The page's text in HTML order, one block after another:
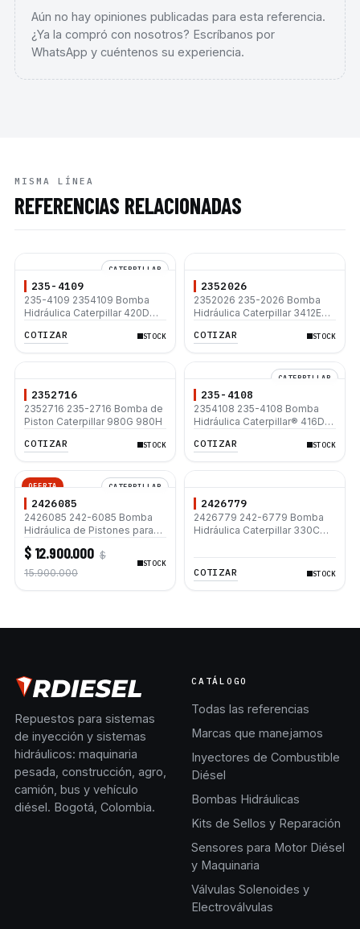
Aún no hay opiniones publicadas para esta referencia.
¿Ya la compró con nosotros? Escríbanos por
WhatsApp y cuéntenos su experiencia.
MISMA LÍNEA
REFERENCIAS RELACIONADAS
CATERPILLAR
235-4109
235-4109 2354109 Bomba
Hidráulica Caterpillar 420D
COTIZAR STOCK
2352026
2352026 235-2026 Bomba
Hidráulica Caterpillar 3412E
COTIZAR STOCK
2352716
2352716 235-2716 Bomba de
Piston Caterpillar 980G 980H
COTIZAR
STOCK
CATERPILLAR
235-4108
2354108 235-4108 Bomba
Hidráulica Caterpillar® 416D
COTIZAR STOCK
OFERTA CATERPILLAR
2426085
2426085 242-6085 Bomba
Hidráulica de Pistones para
Retroexcavadora Caterpillar
420D 430D
$ 12.900.000 $
15.900.000
STOCK
2426779
2426779 242-6779 Bomba
Hidráulica Caterpillar 330C
COTIZAR STOCK
Repuestos para sistemas
de inyección y sistemas
hidráulicos: maquinaria
pesada, construcción, agro,
camión, bus y vehículo
diésel. Bogotá, Colombia.
CATÁLOGO
Todas las referencias
Marcas que manejamos
Inyectores de Combustible
Diésel
Bombas Hidráulicas
Kits de Sellos y Reparación
Sensores para Motor Diésel
y Maquinaria
Válvulas Solenoides y
Electroválvulas